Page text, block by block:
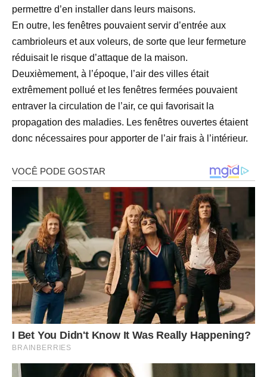
permettre d’en installer dans leurs maisons.
En outre, les fenêtres pouvaient servir d’entrée aux
cambrioleurs et aux voleurs, de sorte que leur fermeture
réduisait le risque d’attaque de la maison.
Deuxièmement, à l’époque, l’air des villes était
extrêmement pollué et les fenêtres fermées pouvaient
entraver la circulation de l’air, ce qui favorisait la
propagation des maladies. Les fenêtres ouvertes étaient
donc nécessaires pour apporter de l’air frais à l’intérieur.